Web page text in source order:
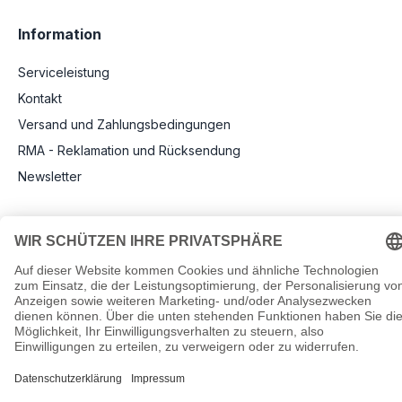
Information
Serviceleistung
Kontakt
Versand und Zahlungsbedingungen
RMA - Reklamation und Rücksendung
Newsletter
Rechtliche Angaben
Impressum
AGB
Datenschutz
Pflichtangaben nach Verordnung (EU) 2019/1782